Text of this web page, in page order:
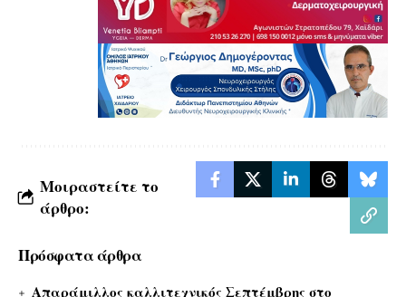
Μοιραστείτε το
άρθρο:
Πρόσφατα άρθρα
Απαράμιλλος καλλιτεχνικός Σεπτέμβρης στο